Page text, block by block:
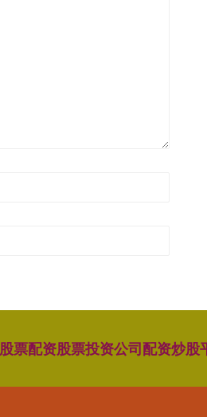
票配资股票投资公司配资炒股